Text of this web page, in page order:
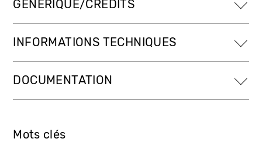
GÉNÉRIQUE/CRÉDITS
INFORMATIONS TECHNIQUES
DOCUMENTATION
Mots clés